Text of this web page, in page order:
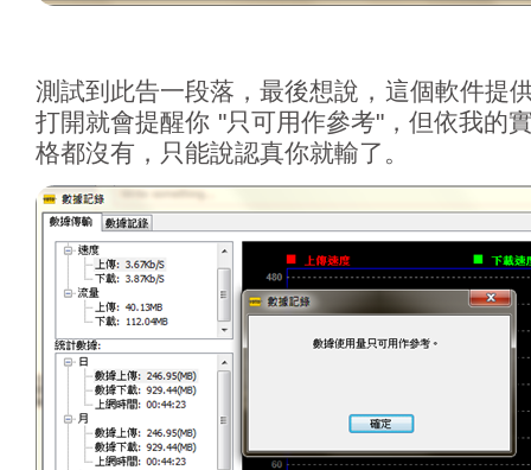
測試到此告一段落，最後想說，這個軟件提
打開就會提醒你 "只可用作參考"，但依我的
格都沒有，只能說認真你就輸了。